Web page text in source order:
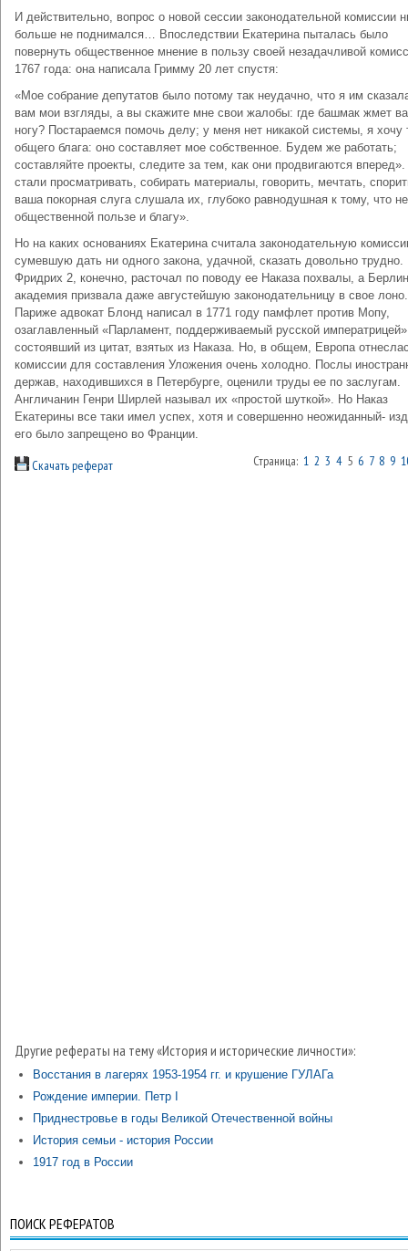
И действительно, вопрос о новой сессии законодательной комиссии
больше не поднимался… Впоследствии Екатерина пыталась было
повернуть общественное мнение в пользу своей незадачливой
1767 года: она написала Гримму 20 лет спустя:
«Мое собрание депутатов было потому так неудачно, что я им
вам мои взгляды, а вы скажите мне свои жалобы: где башмак жмет
ногу? Постараемся помочь делу; у меня нет никакой системы, я хочу
общего блага: оно составляет мое собственное. Будем же работать;
составляйте проекты, следите за тем, как они продвигаются
стали просматривать, собирать материалы, говорить, мечтать,
ваша покорная слуга слушала их, глубоко равнодушная к тому, что
общественной пользе и благу».
Но на каких основаниях Екатерина считала законодательную
сумевшую дать ни одного закона, удачной, сказать довольно трудно.
Фридрих 2, конечно, расточал по поводу ее Наказа похвалы, а
академия призвала даже августейшую законодательницу в свое
Париже адвокат Блонд написал в 1771 году памфлет против Мопу,
озаглавленный «Парламент, поддерживаемый русской
состоявший из цитат, взятых из Наказа. Но, в общем, Европа
комиссии для составления Уложения очень холодно. Послы
держав, находившихся в Петербурге, оценили труды ее по заслугам.
Англичанин Генри Ширлей называл их «простой шуткой». Но Наказ
Екатерины все таки имел успех, хотя и совершенно неожиданный-
его было запрещено во Франции.
Скачать реферат Страница: 1 2 3 45 6 7 8 9
Другие рефераты на тему «История и исторические личности»:
Восстания в лагерях 1953-1954 гг. и крушение ГУЛАГа
Рождение империи. Петр I
Приднестровье в годы Великой Отечественной войны
История семьи - история России
1917 год в России
ПОИСК РЕФЕРАТОВ